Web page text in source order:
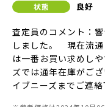
状態 良好
査定員のコメント：
しました。 現在流通
は一番お買い求めし
ズでは通年在庫がご
イブニーズまでご連絡